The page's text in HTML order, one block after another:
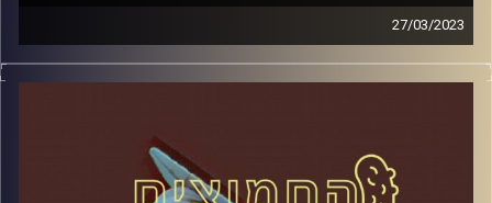
27/03/2023
המערכת הפוליטית על ספת הפסיכולוג, עם פרופסור בועז בן-
דוד ופרופסור גלעד הירשברגר.